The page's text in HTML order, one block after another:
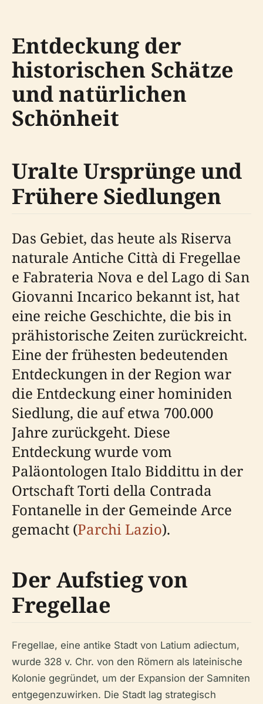
Entdeckung der
historischen Schätze
und natürlichen
Schönheit
Uralte Ursprünge und
Frühere Siedlungen
Das Gebiet, das heute als Riserva
naturale Antiche Città di Fregellae
e Fabrateria Nova e del Lago di San
Giovanni Incarico bekannt ist, hat
eine reiche Geschichte, die bis in
prähistorische Zeiten zurückreicht.
Eine der frühesten bedeutenden
Entdeckungen in der Region war
die Entdeckung einer hominiden
Siedlung, die auf etwa 700.000
Jahre zurückgeht. Diese
Entdeckung wurde vom
Paläontologen Italo Biddittu in der
Ortschaft Torti della Contrada
Fontanelle in der Gemeinde Arce
gemacht (Parchi Lazio).
Der Aufstieg von
Fregellae
Fregellae, eine antike Stadt von Latium adiectum,
wurde 328 v. Chr. von den Römern als lateinische
Kolonie gegründet, um der Expansion der Samniten
entgegenzuwirken. Die Stadt lag strategisch